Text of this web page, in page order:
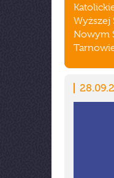
Wyższej
Nowym